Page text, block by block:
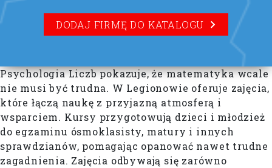
DODAJ FIRMĘ DO KATALOGU
Psychologia Liczb pokazuje, że matematyka wcale
nie musi być trudna. W Legionowie oferuje zajęcia,
które łączą naukę z przyjazną atmosferą i
wsparciem. Kursy przygotowują dzieci i młodzież
do egzaminu ósmoklasisty, matury i innych
sprawdzianów, pomagając opanować nawet trudne
zagadnienia. Zajęcia odbywają się zarówno